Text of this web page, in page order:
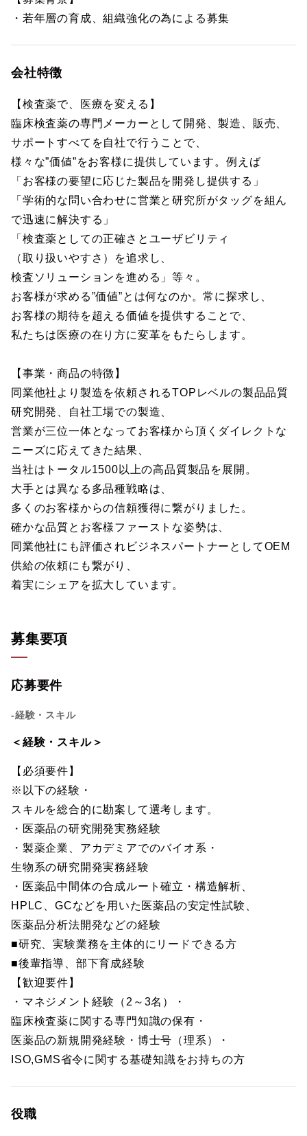
・若年層の育成、組織強化の為による募集
会社特徴
【検査薬で、医療を変える】
臨床検査薬の専門メーカーとして開発、製造、販売、
サポートすべてを自社で行うことで、
様々な”価値”をお客様に提供しています。例えば
「お客様の要望に応じた製品を開発し提供する」
「学術的な問い合わせに営業と研究所がタッグを組ん
で迅速に解決する」
「検査薬としての正確さとユーザビリティ
（取り扱いやすさ）を追求し、
検査ソリューションを進める」等々。
お客様が求める”価値”とは何なのか。常に探求し、
お客様の期待を超える価値を提供することで、
私たちは医療の在り方に変革をもたらします。
【事業・商品の特徴】
同業他社より製造を依頼されるTOPレベルの製品品質
研究開発、自社工場での製造、
営業が三位一体となってお客様から頂くダイレクトな
ニーズに応えてきた結果、
当社はトータル1500以上の高品質製品を展開。
大手とは異なる多品種戦略は、
多くのお客様からの信頼獲得に繋がりました。
確かな品質とお客様ファーストな姿勢は、
同業他社にも評価されビジネスパートナーとしてOEM
供給の依頼にも繋がり、
着実にシェアを拡大しています。
募集要項
応募要件
-経験・スキル
＜経験・スキル＞
【必須要件】
※以下の経験・
スキルを総合的に勘案して選考します。
・医薬品の研究開発実務経験
・製薬企業、アカデミアでのバイオ系・
生物系の研究開発実務経験
・医薬品中間体の合成ルート確立・構造解析、
HPLC、GCなどを用いた医薬品の安定性試験、
医薬品分析法開発などの経験
■研究、実験業務を主体的にリードできる方
■後輩指導、部下育成経験
【歓迎要件】
・マネジメント経験（2～3名）・
臨床検査薬に関する専門知識の保有・
医薬品の新規開発経験・博士号（理系）・
ISO,GMS省令に関する基礎知識をお持ちの方
役職